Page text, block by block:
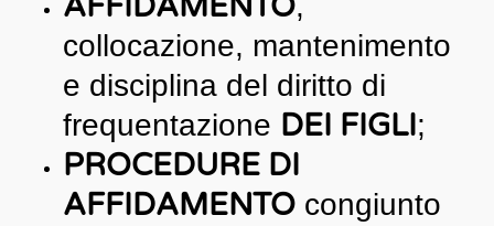
collocazione, mantenimento
e disciplina del diritto di
frequentazione DEI FIGLI;
PROCEDURE DI
AFFIDAMENTOcongiunto